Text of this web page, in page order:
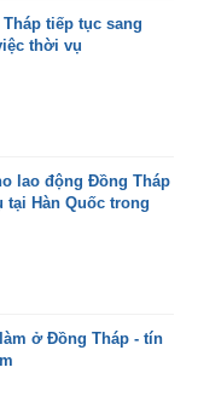
tiếp tục sang
thời vụ
lao động Đồng Tháp
tại Hàn Quốc trong
ở Đồng Tháp - tín